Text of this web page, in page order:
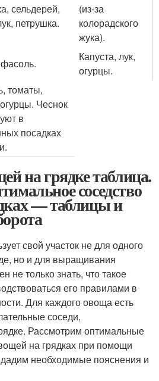
сельдерей,
петрушка.
(из-за
колорадского
жука).
Капуста, лук,
огурцы.
томаты,
Чеснок
в
посадках
на грядке таблица.
соседство
— таблицы и
свой участок не для одного
но и для выращивания
не только знать, что такое
его правилами в
Для каждого овоща есть
соседи,
Рассмотрим оптимальные
на грядках при помощи
необходимые пояснения и